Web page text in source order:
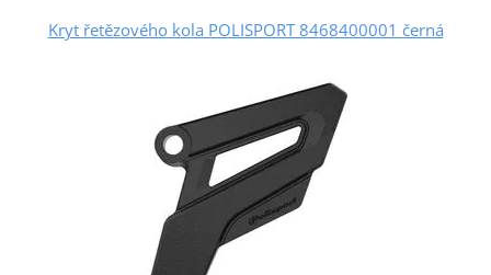
Kryt řetězového kola POLISPORT 8468400001 černá